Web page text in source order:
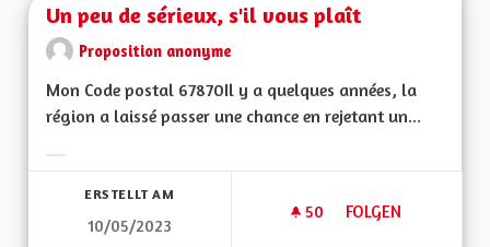
Un peu de sérieux, s'il vous plaît
Proposition anonyme
Mon Code postal 67870Il y a quelques années, la
région a laissé passer une chance en rejetant un...
ERSTELLT AM
10/05/2023
50 50 FOLLOWER
FOLGEN
UN PEU DE